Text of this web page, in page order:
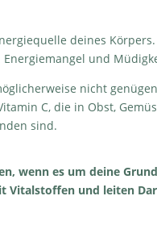
deines
und
nicht
C, die in Obst,
sind.
wenn es um deine
Vitalstoffen und leiten